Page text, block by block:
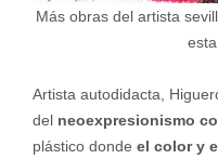
Más obras del artista
Artista autodidacta,
del neoexpresionismo
plástico donde el color y